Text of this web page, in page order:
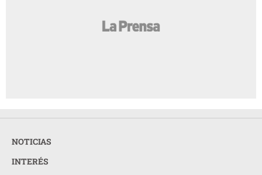
NOTICIAS
INTERÉS